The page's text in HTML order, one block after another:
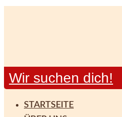
to
content
Wir suchen dich!
STARTSEITE